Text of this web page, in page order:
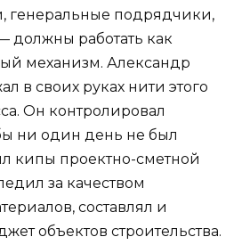
генеральные подрядчики,
должны работать как
механизм. Александр
в своих руках нити этого
Он контролировал
ни один день не был
кипы проектно-сметной
за качеством
составлял и
объектов строительства.